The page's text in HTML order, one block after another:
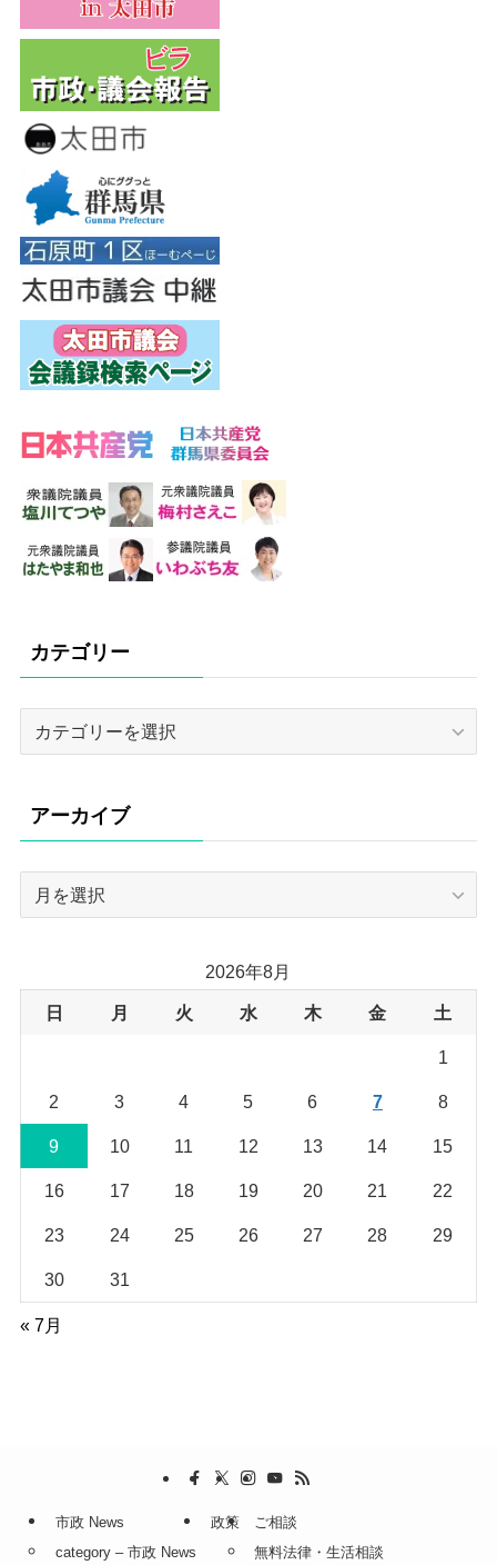
カテゴリー
リ
ー
アーカイブ
ブ
2026年8月
日 月 火 水 木 金 土
1
2 3 4 5 6 7 8
9 10 11 12 13 14 15
16 17 18 19 20 21 22
23 24 25 26 27 28 29
30 31
« 7月
市政 News
category – 市政 News
政策
ご相談
無料法律・生活相談